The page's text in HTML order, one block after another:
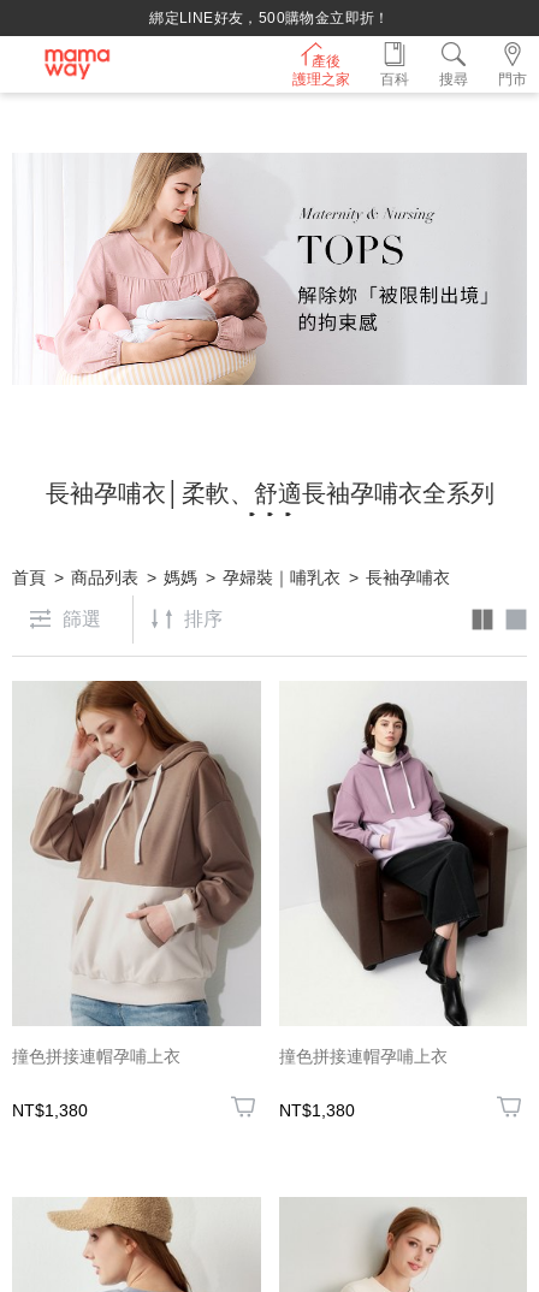
綁定LINE好友，500購物金立即折！
產後
護理之家
門市
百科 搜尋
長袖孕哺衣│柔軟、舒適長袖孕哺衣全系列
首頁 商品列表 媽媽 孕婦裝｜哺乳衣 長袖孕哺衣
篩選
撞色拼接連帽孕哺上衣
NT$1,380
撞色拼接連帽孕哺上衣
NT$1,380